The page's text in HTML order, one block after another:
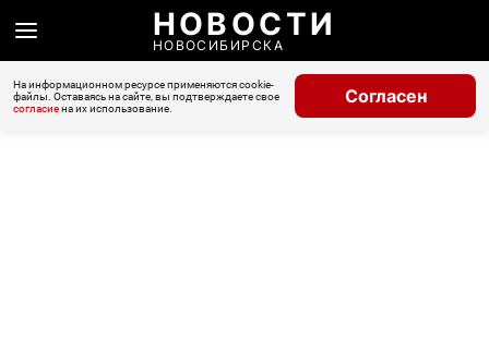
НОВОСТИ
НОВОСИБИРСКА
На информационном ресурсе применяются cookie-
файлы. Оставаясь на сайте, вы подтверждаете свое
согласиена их использование.
Согласен